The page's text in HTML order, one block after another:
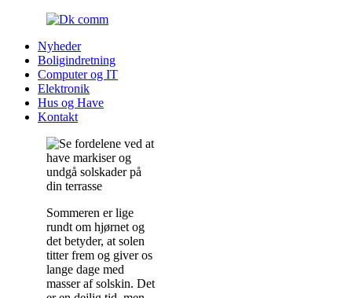
Nyheder
Boligindretning
Computer og IT
Elektronik
Hus og Have
Kontakt
Sommeren er lige
rundt om hjørnet og
det betyder, at solen
titter frem og giver os
lange dage med
masser af solskin. Det